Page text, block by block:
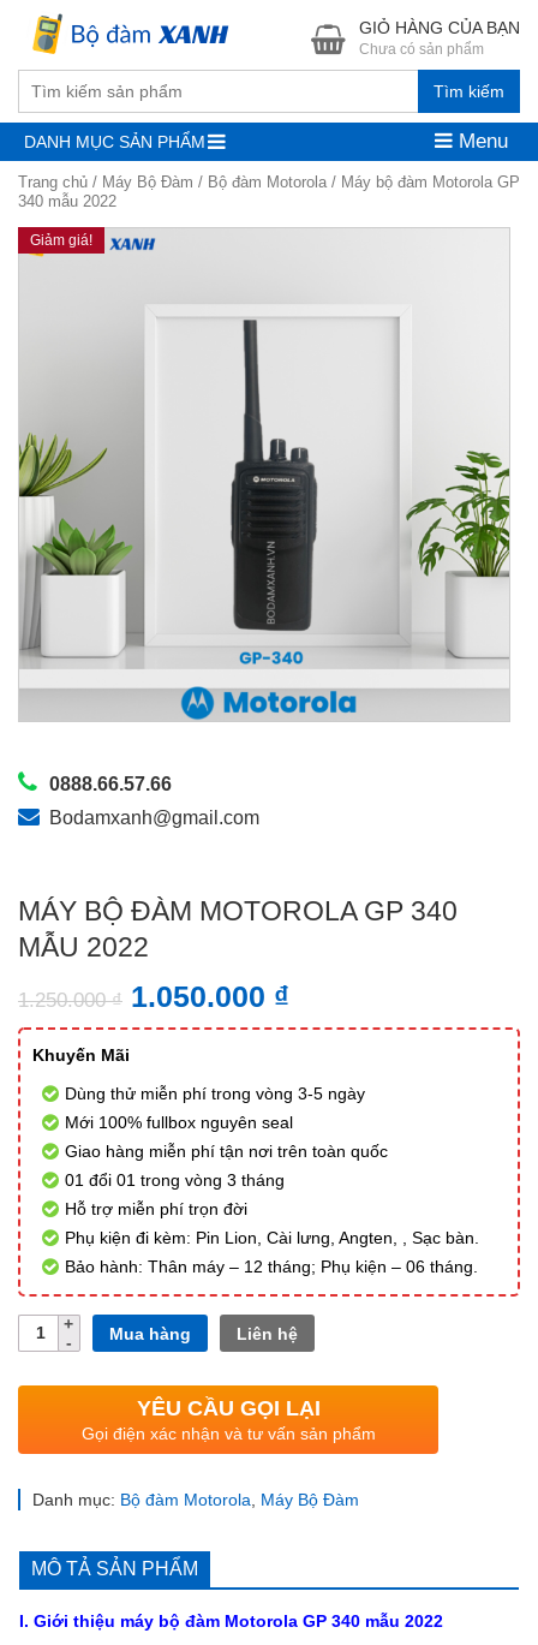
Tìm kiếm
GIỎ HÀNG CỦA BẠN
Chưa có sản phẩm
DANH MỤC SẢN PHẨM Menu
Trang chủ / Máy Bộ Đàm / Bộ đàm Motorola / Máy bộ đàm Motorola GP
340 mẫu 2022
Giảm giá!
0888.66.57.66
Bodamxanh@gmail.com
MÁY BỘ ĐÀM MOTOROLA GP 340
MẪU 2022
1.250.000₫ 1.050.000 ₫
Khuyến Mãi
Dùng thử miễn phí trong vòng 3-5 ngày
Mới 100% fullbox nguyên seal
Giao hàng miễn phí tận nơi trên toàn quốc
01 đổi 01 trong vòng 3 tháng
Hỗ trợ miễn phí trọn đời
Phụ kiện đi kèm: Pin Lion, Cài lưng, Angten, , Sạc bàn.
Bảo hành: Thân máy – 12 tháng; Phụ kiện – 06 tháng.
Số
lượng
Mua hàng Liên hệ
YÊU CẦU GỌI LẠI
Gọi điện xác nhận và tư vấn sản phẩm
Danh mục: Bộ đàm Motorola Máy Bộ Đàm
MÔ TẢ SẢN PHẨM
I. Giới thiệu máy bộ đàm Motorola GP 340 mẫu 2022